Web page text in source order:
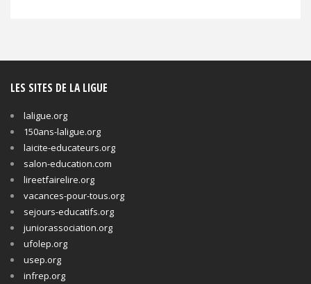
LES SITES DE LA LIGUE
laligue.org
150ans-laligue.org
laicite-educateurs.org
salon-education.com
lireetfairelire.org
vacances-pour-tous.org
sejours-educatifs.org
juniorassociation.org
ufolep.org
usep.org
infrep.org